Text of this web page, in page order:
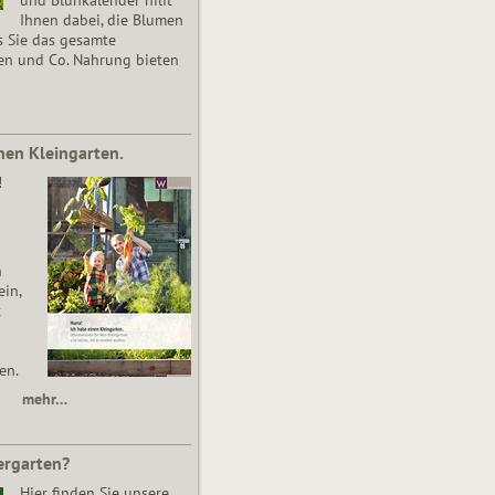
Ihnen dabei, die Blumen
Sie das gesamte
und Co. Nahrung bieten
Kleingarten.
mehr…